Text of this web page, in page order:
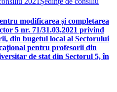
modificarea și completarea
5 nr. 71/31.03.2021 privind
din bugetul local al Sectorului
pentru profesorii din
de stat din Sectorul 5, în